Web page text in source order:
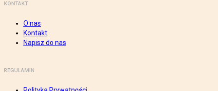
KONTAKT
O nas
Kontakt
Napisz do nas
REGULAMIN